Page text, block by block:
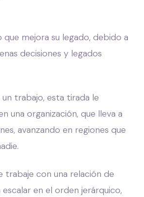
mejora su legado, debido a
decisiones y legados
trabajo, esta tirada le
una organización, que lleva a
avanzando en regiones que
trabaje con una relación de
en el orden jerárquico,